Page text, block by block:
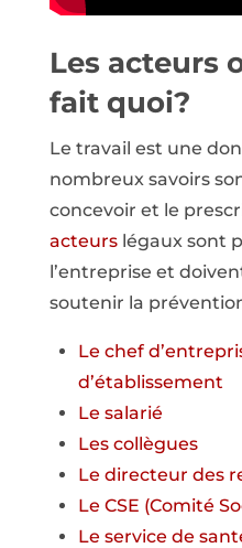
Les acteurs
fait quoi?
Le travail est une
nombreux savoirs
concevoir et le
acteurslégaux sont
l’entreprise et
soutenir la
Le chef
d’établissement
Le salarié
Les collègues
Le directeur des
Le CSE (Comité
Le service de